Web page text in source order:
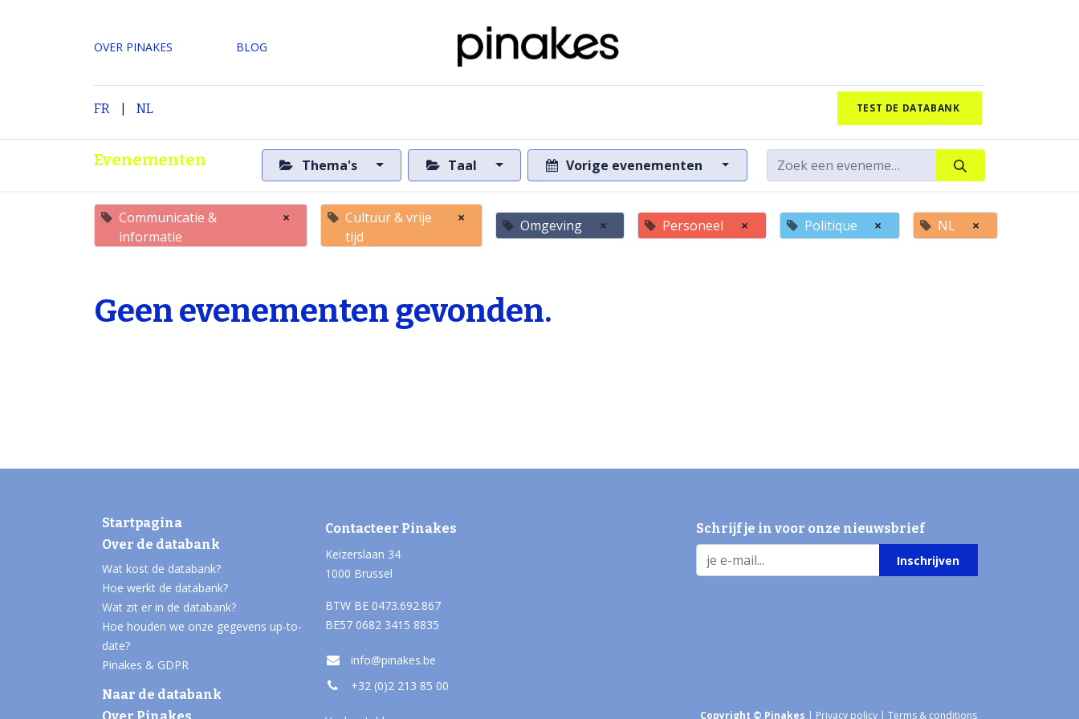
OVER PINAKES ​BLOG
FR | NL TEST DE DATABANK
Evenementen Thema's Taal Vorige evenementen
Communicatie &
informatie
×
Cultuur & vrije
tijd
× Omgeving × Personeel × Politique × NL ×
Geen evenementen gevonden.
Startpagina
Over de databank
Wat kost de databank?
Hoe werkt de databank?
Wat zit er in de databank?
Hoe houden we onze gegevens up-to-
date?
Pinakes & GDPR
Naar de databank
Over Pinakes
Contacteer Pinakes
Keizerslaan 34
1000 Brussel
BTW BE 0473.692.867
BE57 0682 3415 8835
info@pinakes.be
+32 (0)2 213 85 00
Schrijf je in voor onze nieuwsbrief
Inschrijven
Copyright © Pinakes | Privacy policy | Terms & conditions